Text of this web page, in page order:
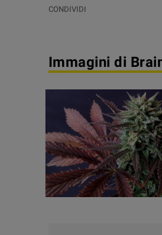
CONDIVIDI
Immagini di